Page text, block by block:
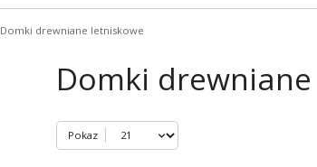
Domki drewniane letniskowe
Domki
Pokaz